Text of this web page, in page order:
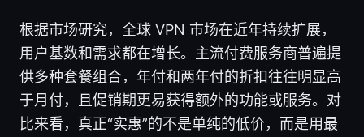
根据市场研究，全球 VPN 市场在近年持续扩展，
用户基数和需求都在增长。主流付费服务商普遍提
供多种套餐组合，年付和两年付的折扣往往明显高
于月付，且促销期更易获得额外的功能或服务。对
比来看，真正“实惠”的不是单纯的低价，而是用最